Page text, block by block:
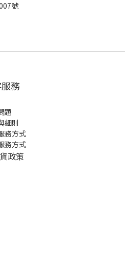
號
務
題
細則
務方式
務方式
政策